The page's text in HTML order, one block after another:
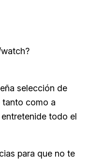
selección de
tanto como a
todo el
para que no te